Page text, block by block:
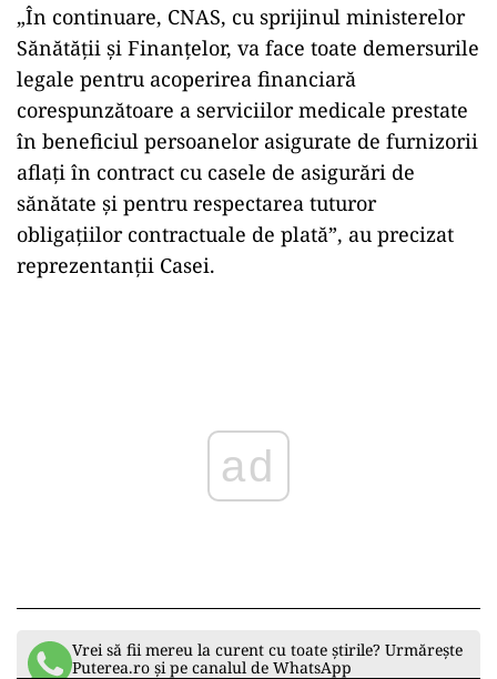
„În continuare, CNAS, cu sprijinul ministerelor
Sănătăţii şi Finanţelor, va face toate demersurile
legale pentru acoperirea financiară
corespunzătoare a serviciilor medicale prestate
în beneficiul persoanelor asigurate de furnizorii
aflaţi în contract cu casele de asigurări de
sănătate şi pentru respectarea tuturor
obligaţiilor contractuale de plată”, au precizat
reprezentanţii Casei.
Vrei să fii mereu la curent cu toate știrile? Urmărește
Puterea.ro și pe canalul de WhatsApp